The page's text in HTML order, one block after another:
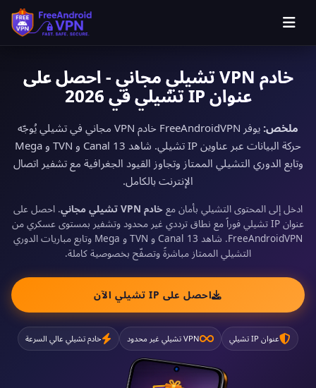
خادم VPN تشيلي مجاني - احصل على
عنوان IP تشيلي في 2026
ملخص:
يوفر FreeAndroidVPN خادم VPN مجاني في تشيلي يُوجّه
حركة البيانات عبر عناوين IP تشيلي. شاهد Canal 13 و TVN و Mega
وتابع الدوري التشيلي الممتاز وتجاوز القيود الجغرافية مع تشفير اتصال
الإنترنت بالكامل.
ادخل إلى المحتوى التشيلي بأمان مع خادم VPN تشيلي مجاني
. احصل على
عنوان IP تشيلي فوراً مع نطاق ترددي غير محدود وتشفير بمستوى عسكري من
FreeAndroidVPN. شاهد Canal 13 و TVN و Mega وتابع مباريات الدوري
التشيلي الممتاز مباشرةً وتصفّح بخصوصية كاملة.
احصل على IP تشيلي الآن
عنوان IP تشيلي VPN تشيلي غير محدود خادم تشيلي عالي السرعة